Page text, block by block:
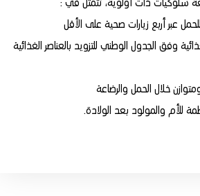
سلوكيات ذات أولوية، تتمثل في :
عبر أربع زيارات صحية على الأقل
وفق الجدول الوطني للتزويد بالعناصر الغذائية
خلال الحمل والرضاعة
للأم والمولود بعد الولادة.